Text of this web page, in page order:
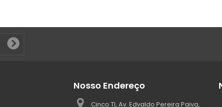
Nosso Endereço
Cinco TI, Av. Edvaldo Pereira Paiva,